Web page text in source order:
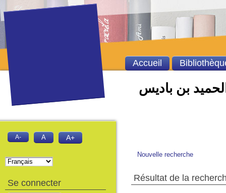
بن باديس
Nouvelle recherche
Résultat de la
Accueil
A- A A+
Se connecter